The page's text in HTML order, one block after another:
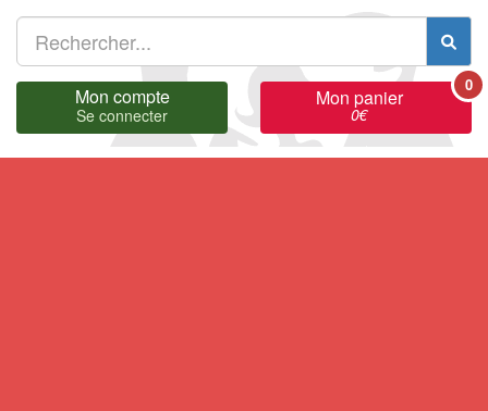
Mon compte
Se connecter
Mon panier
0€
0